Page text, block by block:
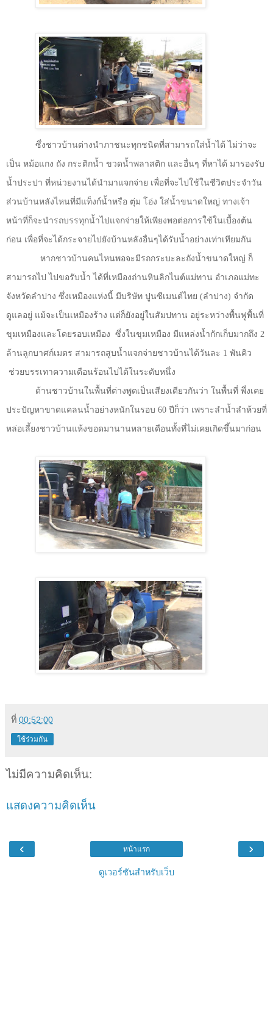
ซึ่งชาวบ้านต่างนำภาชนะทุกชนิดที่สามารถใส่น้ำได้ ไม่ว่าจะ
เป็น หม้อแกง ถัง กระติกน้ำ ขวดน้ำพลาสติก และอื่นๆ ที่หาได้ มารองรับ
น้ำประปา ที่หน่วยงานได้นำมาแจกจ่าย เพื่อที่จะไปใช้ในชีวิตประจำวัน
ส่วนบ้านหลังไหนที่มีแท็งก์น้ำหรือ ตุ่ม โอ่ง ใส่น้ำขนาดใหญ่ ทางเจ้า
หน้าที่ก็จะนำรถบรรทุกน้ำไปแจกจ่ายให้เพียงพอต่อการใช้ในเบื้องต้น
ก่อน เพื่อที่จะได้กระจายไปยังบ้านหลังอื่นๆได้รับน้ำอย่างเท่าเทียมกัน
หากชาวบ้านคนไหนพอจะมีรถกระบะละถังน้ำขนาดใหญ่ ก็
สามารถไป ไปขอรับน้ำ ได้ที่เหมืองถ่านหินลิกไนต์แม่ทาน อำเภอแม่ทะ
จังหวัดลำปาง ซึ่งเหมืองแห่งนี้ มีบริษัท ปูนซีเมนต์ไทย (ลำปาง) จำกัด
ดูแลอยู่ แม้จะเป็นเหมืองร้าง แต่ก็ยังอยู่ในสัมปทาน อยู่ระหว่างพื้นฟูพื้นที่
ขุมเหมืองและโดยรอบเหมือง ซึ่งในขุมเหมือง มีแหล่งน้ำกักเก็บมากถึง 2
ล้านลูกบาศก์เมตร สามารถสูบน้ำแจกจ่ายชาวบ้านได้วันละ 1 พันคิว
ช่วยบรรเทาความเดือนร้อนไปได้ในระดับหนึ่ง
ด้านชาวบ้านในพื้นที่ต่างพูดเป็นเสียงเดียวกันว่า ในพื้นที่ พึ่งเคย
ประปัญหาขาดแคลนน้ำอย่างหนักในรอบ 60 ปีก็ว่า เพราะลำน้ำลำห้วยที่
หล่อเลี้ยงชาวบ้านแห้งขอดมานานหลายเดือนทั้งที่ไม่เคยเกิดขึ้นมาก่อน
ที่ 00:52:00
ใช้ร่วมกัน
ไม่มีความคิดเห็น:
แสดงความคิดเห็น
‹ ›
หน้าแรก
ดูเวอร์ชันสำหรับเว็บ